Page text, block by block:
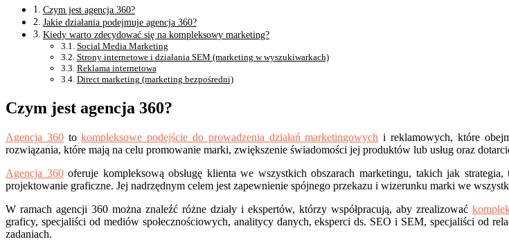
Czym jest agencja 360?
Jakie działania podejmuje agencja 360?
Kiedy warto zdecydować się na kompleksowy marketing?
Social Media Marketing
Strony internetowe i działania SEM (marketing w wyszukiwarkach)
Reklama internetowa
Direct marketing (marketing bezpośredni)
Czym jest agencja 360?
Agencja 360tokompleksowe podejście do prowadzenia działań marketingowych i reklamowych, które
rozwiązania, które mają na celu promowanie marki, zwiększenie świadomości jej produktów lub usług oraz
Agencja 360oferuje kompleksową obsługę klienta we wszystkich obszarach marketingu, takich jak
projektowanie graficzne. Jej nadrzędnym celem jest zapewnienie spójnego przekazu i wizerunku marki we
W ramach agencji 360 można znaleźć różne działy i ekspertów, którzy współpracują, aby zrealizować
graficy, specjaliści od mediów społecznościowych, analitycy danych, eksperci ds. SEO i SEM, specjaliści od
zadaniach.